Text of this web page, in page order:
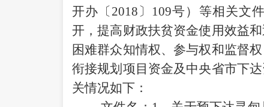
开办〔2018〕109号）等相关文
开，提高财政扶贫资金使用效益
困难群众知情权、参与权和监督
衔接规划项目 资金及中央省市下
关情况如下：